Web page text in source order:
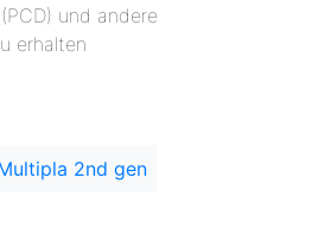
und andere
erhalten
2nd gen